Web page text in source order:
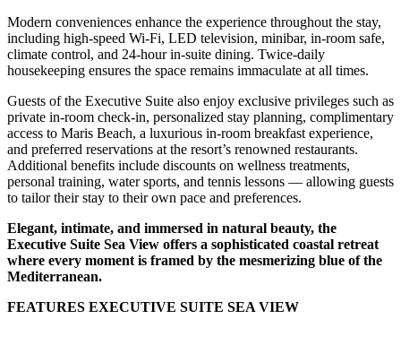
Modern conveniences enhance the experience throughout the stay,
including high-speed Wi-Fi, LED television, minibar, in-room safe,
climate control, and 24-hour in-suite dining. Twice-daily
housekeeping ensures the space remains immaculate at all times.
Guests of the Executive Suite also enjoy exclusive privileges such as
private in-room check-in, personalized stay planning, complimentary
access to Maris Beach, a luxurious in-room breakfast experience,
and preferred reservations at the resort’s renowned restaurants.
Additional benefits include discounts on wellness treatments,
personal training, water sports, and tennis lessons — allowing guests
to tailor their stay to their own pace and preferences.
Elegant, intimate, and immersed in natural beauty, the
Executive Suite Sea View offers a sophisticated coastal retreat
where every moment is framed by the mesmerizing blue of the
Mediterranean.
FEATURES EXECUTIVE SUITE SEA VIEW